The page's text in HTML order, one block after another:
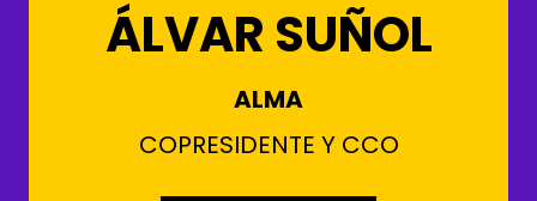
ÁLVAR SUÑOL
ALMA
COPRESIDENTE Y CCO